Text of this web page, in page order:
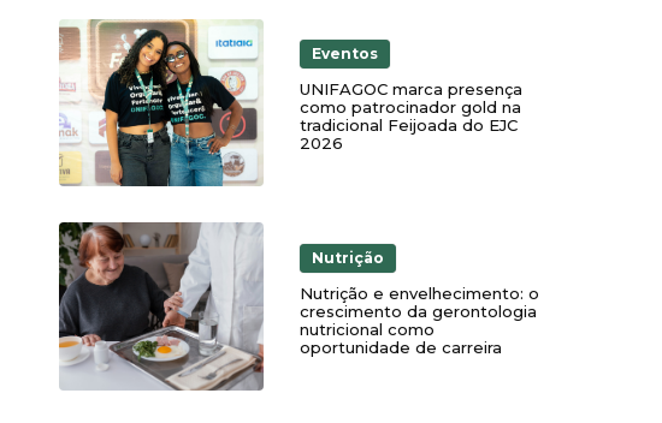
Eventos
UNIFAGOC marca presença
como patrocinador gold na
tradicional Feijoada do EJC
2026
Nutrição
Nutrição e envelhecimento: o
crescimento da gerontologia
nutricional como
oportunidade de carreira